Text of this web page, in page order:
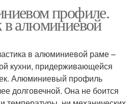
профиле.
в алюминиевой
в алюминиевой раме –
кухни, придерживающейся
Алюминиевый профиль
долговечной. Она не боится